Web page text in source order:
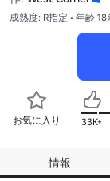
成熟度: R指定 • 年齢
お気に入り 33K+
情報